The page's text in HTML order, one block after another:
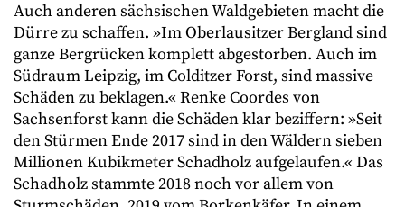
Auch anderen sächsischen Waldgebieten macht die
Dürre zu schaffen. »Im Oberlausitzer Bergland sind
ganze Bergrücken komplett abgestorben. Auch im
Südraum Leipzig, im Colditzer Forst, sind massive
Schäden zu beklagen.« Renke Coordes von
Sachsenforst kann die Schäden klar beziffern: »Seit
den Stürmen Ende 2017 sind in den Wäldern sieben
Millionen Kubikmeter Schadholz aufgelaufen.« Das
Schadholz stammte 2018 noch vor allem von